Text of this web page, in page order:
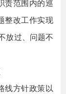
责范围内的巡
整改工作实现
放过、问题不
方针政策以